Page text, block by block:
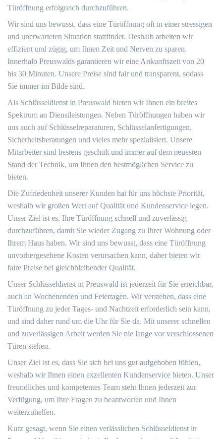
Türöffnung erfolgreich durchzuführen.
Wir sind uns bewusst, dass eine Türöffnung oft in einer stressigen
und unerwarteten Situation stattfindet. Deshalb arbeiten wir
effizient und zügig, um Ihnen Zeit und Nerven zu sparen.
Innerhalb Preuswalds garantieren wir eine Ankunftszeit von 20
bis 30 Minuten. Unsere Preise sind fair und transparent, sodass
Sie immer im Bilde sind.
Als Schlüsseldienst in Preuswald bieten wir Ihnen ein breites
Spektrum an Dienstleistungen. Neben Türöffnungen haben wir
uns auch auf Schlüsselreparaturen, Schlüsselanfertigungen,
Sicherheitsberatungen und vieles mehr spezialisiert. Unsere
Mitarbeiter sind bestens geschult und immer auf dem neuesten
Stand der Technik, um Ihnen den bestmöglichen Service zu
bieten.
Die Zufriedenheit unserer Kunden hat für uns höchste Priorität,
weshalb wir großen Wert auf Qualität und Kundenservice legen.
Unser Ziel ist es, Ihre Türöffnung schnell und zuverlässig
durchzuführen, damit Sie wieder Zugang zu Ihrer Wohnung oder
Ihrem Haus haben. Wir sind uns bewusst, dass eine Türöffnung
unvorhergesehene Kosten verursachen kann, daher bieten wir
faire Preise bei gleichbleibender Qualität.
Unser Schlüsseldienst in Preuswald ist jederzeit für Sie erreichbar,
auch an Wochenenden und Feiertagen. Wir verstehen, dass eine
Türöffnung zu jeder Tages- und Nachtzeit erforderlich sein kann,
und sind daher rund um die Uhr für Sie da. Mit unserer schnellen
und zuverlässigen Arbeit werden Sie nie lange vor verschlossenen
Türen stehen.
Unser Ziel ist es, dass Sie sich bei uns gut aufgehoben fühlen,
weshalb wir Ihnen einen exzellenten Kundenservice bieten. Unser
freundliches und kompetentes Team steht Ihnen jederzeit zur
Verfügung, um Ihre Fragen zu beantworten und Ihnen
weiterzuhelfen.
Kurz gesagt, wenn Sie einen verlässlichen Schlüsseldienst in